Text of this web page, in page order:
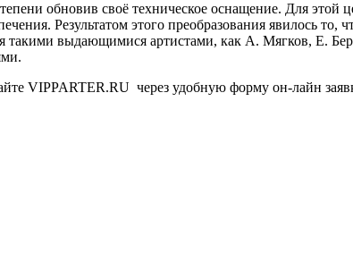
обновив своё техническое оснащение. Для
Результатом этого преобразования явилось
такими выдающимися артистами, как А. Мягков,
VIPPARTER.RU через удобную форму он-лайн